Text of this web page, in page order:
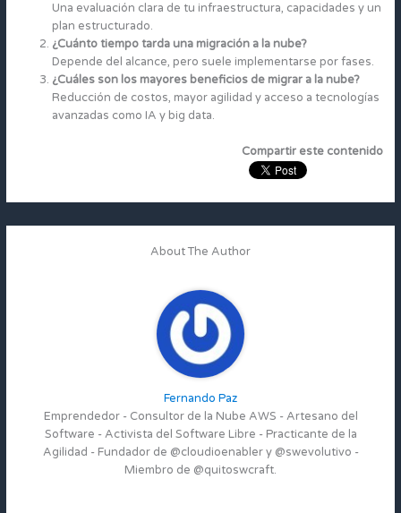
Una evaluación clara de tu infraestructura, capacidades y un
plan estructurado.
¿Cuánto tiempo tarda una migración a la nube?
Depende del alcance, pero suele implementarse por fases.
¿Cuáles son los mayores beneficios de migrar a la nube?
Reducción de costos, mayor agilidad y acceso a tecnologías
avanzadas como IA y big data.
Compartir este contenido
About The Author
Fernando Paz
Emprendedor - Consultor de la Nube AWS - Artesano del
Software - Activista del Software Libre - Practicante de la
Agilidad - Fundador de @cloudioenabler y @swevolutivo -
Miembro de @quitoswcraft.